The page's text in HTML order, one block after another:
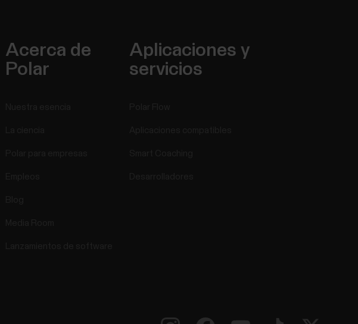
Acerca de
Polar
Aplicaciones y
servicios